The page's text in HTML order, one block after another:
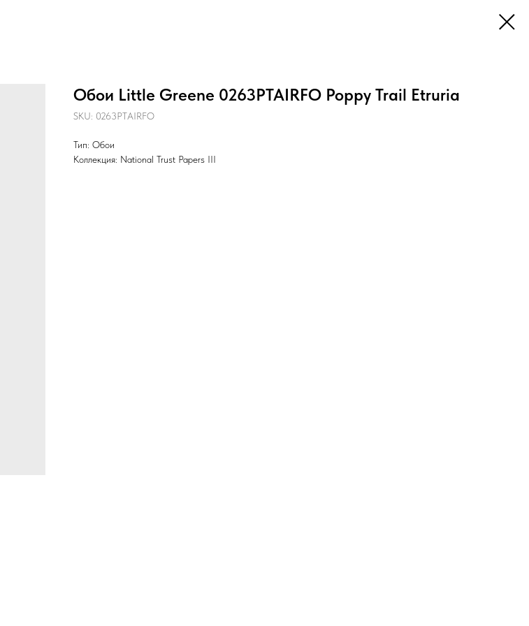
Обои Little Greene 0263PTAIRFO Poppy Trail Etruria
SKU: 0263PTAIRFO
Тип: Обои
Коллекция: National Trust Papers III